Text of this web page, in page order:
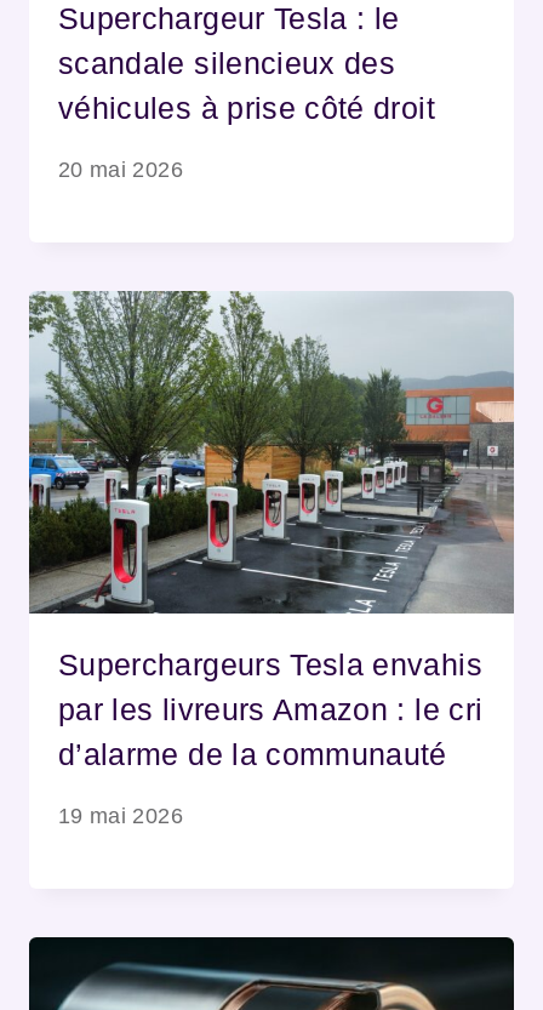
Superchargeur Tesla : le
scandale silencieux des
véhicules à prise côté droit
20 mai 2026
Superchargeurs Tesla envahis
par les livreurs Amazon : le cri
d’alarme de la communauté
19 mai 2026